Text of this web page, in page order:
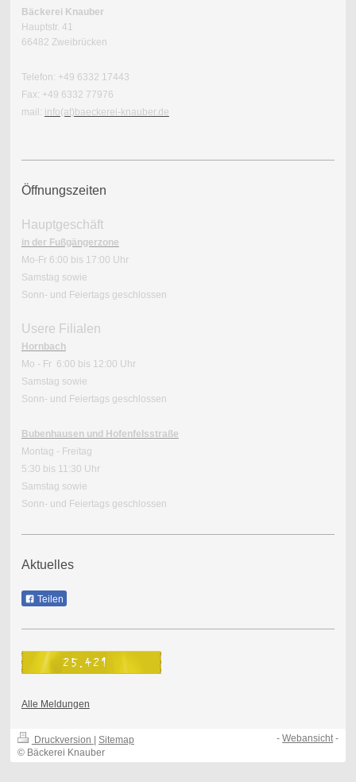
Bäckerei Knauber
Hauptstr. 41
66482 Zweibrücken
Telefon: +49 6332 17443
Fax: +49 6332 77976
mail: info(at)baeckerei-knauber.de
Öffnungszeiten
Hauptgeschäft
in der Fußgängerzone
Mo-Fr 6:00 bis 17:00 Uhr
Samstag sowie
Sonn- und Feiertags geschlossen
Usere Filialen
Hornbach
Mo - Fr 6:00 bis 12:00 Uhr
Samstag sowie
Sonn- und Feiertags geschlossen
Bubenhausen und Hofenfelsstraße
Montag - Freitag
5:30 bis 11:30 Uhr
Samstag sowie
Sonn- und Feiertags geschlossen
Aktuelles
Teilen
Alle Meldungen
Druckversion
Sitemap
© Bäckerei Knauber
-Webansicht-